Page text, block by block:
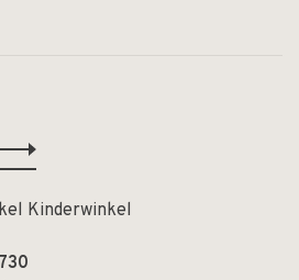
Kinderwinkel